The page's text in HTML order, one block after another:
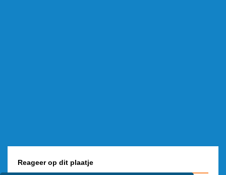
Reageer op dit plaatje